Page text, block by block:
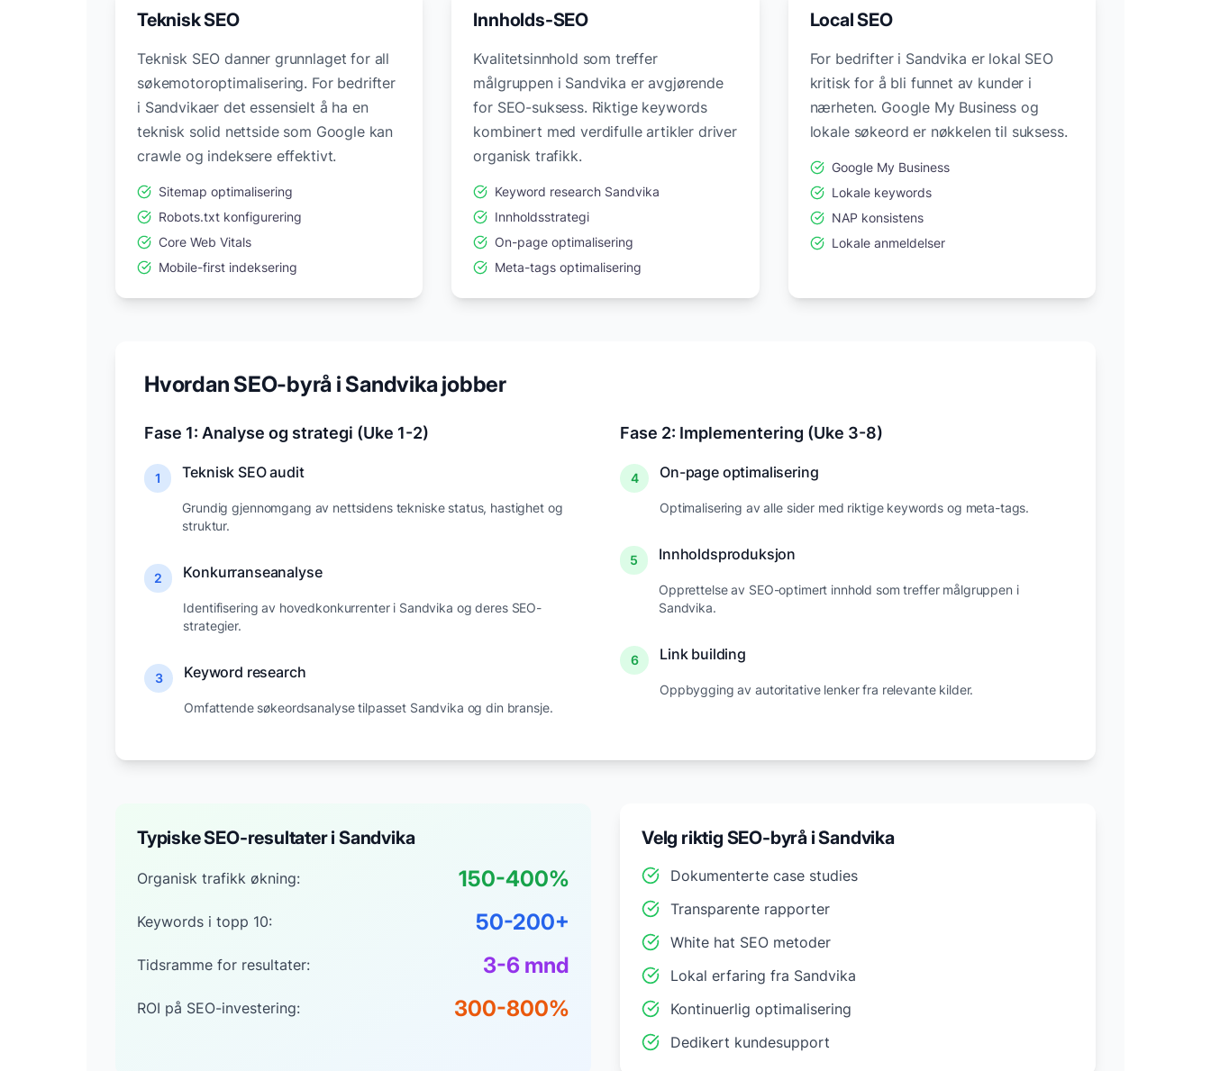
Teknisk SEO
Teknisk SEO danner grunnlaget for all
søkemotoroptimalisering. For bedrifter
i Sandvikaer det essensielt å ha en
teknisk solid nettside som Google kan
crawle og indeksere effektivt.
Sitemap optimalisering
Robots.txt konfigurering
Core Web Vitals
Mobile-first indeksering
Innholds-SEO
Kvalitetsinnhold som treffer
målgruppen i Sandvika er avgjørende
for SEO-suksess. Riktige keywords
kombinert med verdifulle artikler driver
organisk trafikk.
Keyword research Sandvika
Innholdsstrategi
On-page optimalisering
Meta-tags optimalisering
Local SEO
For bedrifter i Sandvika er lokal SEO
kritisk for å bli funnet av kunder i
nærheten. Google My Business og
lokale søkeord er nøkkelen til suksess.
Google My Business
Lokale keywords
NAP konsistens
Lokale anmeldelser
Hvordan SEO-byrå i Sandvikajobber
Fase 1: Analyse og strategi (Uke 1-2)
1 Teknisk SEO audit
Grundig gjennomgang av nettsidens tekniske status, hastighet og
struktur.
2 Konkurranseanalyse
Identifisering av hovedkonkurrenter i Sandvika og deres SEO-
strategier.
3 Keyword research
Omfattende søkeordsanalyse tilpasset Sandvika og din bransje.
Fase 2: Implementering (Uke 3-8)
4 On-page optimalisering
Optimalisering av alle sider med riktige keywords og meta-tags.
5 Innholdsproduksjon
Opprettelse av SEO-optimert innhold som treffer målgruppen i
Sandvika.
6 Link building
Oppbygging av autoritative lenker fra relevante kilder.
Typiske SEO-resultater iSandvika
Organisk trafikk økning: 150-400%
Keywords i topp 10: 50-200+
Tidsramme for resultater: 3-6 mnd
ROI på SEO-investering: 300-800%
Velg riktig SEO-byrå iSandvika
Dokumenterte case studies
Transparente rapporter
White hat SEO metoder
Lokal erfaring fra Sandvika
Kontinuerlig optimalisering
Dedikert kundesupport